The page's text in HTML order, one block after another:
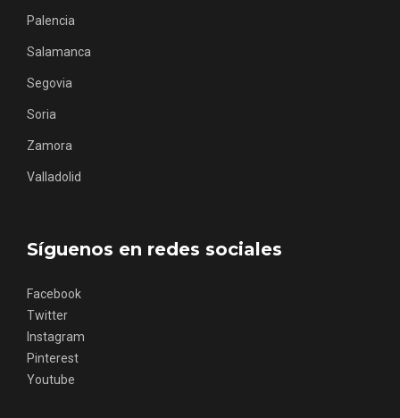
Palencia
Salamanca
Segovia
Soria
Zamora
Valladolid
Síguenos en redes sociales
Facebook
Twitter
Instagram
Pinterest
Youtube
Noche de Terror en las Bodegas de
Moradillo de Roa